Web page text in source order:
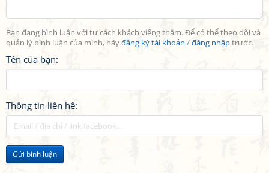
Bạn đang bình luận với tư cách khách viếng thăm. Để có thể theo dõi và
quản lý bình luận của mình, hãyđăng ký tài khoản /đăng nhậptrước.
Tên của bạn:
Thông tin liên hệ:
Gửi bình luận